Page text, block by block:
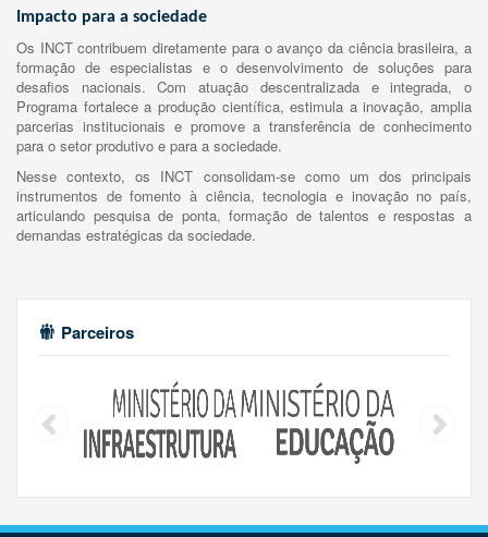
Impacto para a sociedade
Os INCT contribuem diretamente para o avanço da ciência brasileira, a
formação de especialistas e o desenvolvimento de soluções para
desafios nacionais. Com atuação descentralizada e integrada, o
Programa fortalece a produção científica, estimula a inovação, amplia
parcerias institucionais e promove a transferência de conhecimento
para o setor produtivo e para a sociedade.
Nesse contexto, os INCT consolidam-se como um dos principais
instrumentos de fomento à ciência, tecnologia e inovação no país,
articulando pesquisa de ponta, formação de talentos e respostas a
demandas estratégicas da sociedade.
Parceiros